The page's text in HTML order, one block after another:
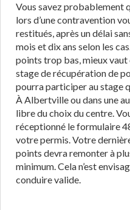
Vous savez probablement
lors d’une contravention
restitués, après un délai
mois et dix ans selon les
points trop bas, mieux vaut
stage de récupération de
pourra participer au stage
À Albertville ou dans une
libre du choix du centre.
réceptionné le formulaire
votre permis. Votre
points devra remonter à
minimum. Cela n’est
conduire valide.